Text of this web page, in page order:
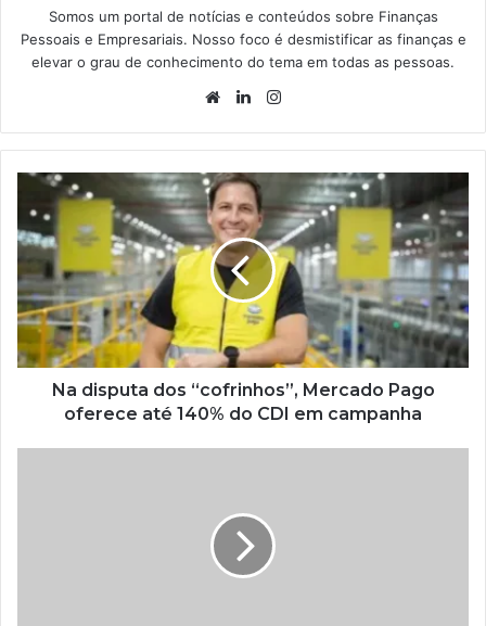
Somos um portal de notícias e conteúdos sobre Finanças
Pessoais e Empresariais. Nosso foco é desmistificar as finanças e
elevar o grau de conhecimento do tema em todas as pessoas.
WebsiteLinkedin
Na disputa dos “cofrinhos”, Mercado Pago
oferece até 140% do CDI em campanha